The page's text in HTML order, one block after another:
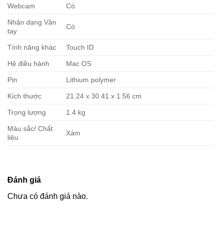
Webcam Có
Nhận dạng Vân
tay
Có
Tính năng khác Touch ID
Hệ điều hành Mac OS
Pin Lithium polymer
Kích thước 21.24 x 30.41 x 1.56 cm
Trọng lượng 1.4 kg
Màu sắc/ Chất
liệu
Xám
Đánh giá
Chưa có đánh giá nào.